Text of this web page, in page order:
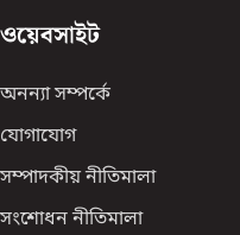
ওয়েবসাইট
অনন্যা সম্পর্কে
যোগাযোগ
সম্পাদকীয় নীতিমালা
সংশোধন নীতিমালা